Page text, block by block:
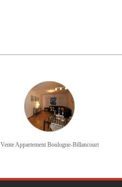
Vente Appartement Boulogne-Billancourt